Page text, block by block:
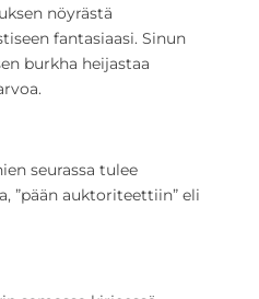
nöyrästä
fantasiaasi. Sinun
burkha heijastaa
seurassa tulee
”pään auktoriteettiin” eli